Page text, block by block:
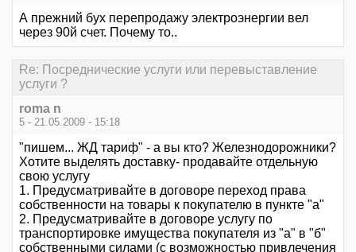
А прежний бух перепродажу электроэнергии вел
через 90й счет. Почему то..
Re: Посреднические услуги или перевыставление
услуги ?
roma n
5 - 21.05.2009 - 15:18
"пишем... ЖД тариф" - а вы кто? Железнодорожники?
Хотите выделять доставку- продавайте отдельную
свою услугу
1. Предусматривайте в договоре переход права
собственности на товары к покупателю в пункте "а"
2. Предусматривайте в договоре услугу по
транспортировке имущества покупателя из "а" в "б"
собственными силами (с возможностью привлечения